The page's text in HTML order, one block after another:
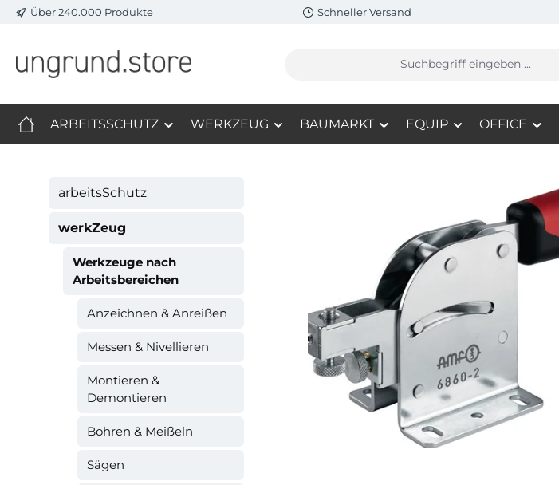
Hauptinhalt springen
Zur Suche springen
Zur Hauptnavigation springen
Über 240.000 Produkte Schneller Versand
ARBEITSSCHUTZ WERKZEUG BAUMARKT EQUIP OFFICE
arbeitsSchutz
werkZeug
Werkzeuge nach
Arbeitsbereichen
Anzeichnen & Anreißen
Messen & Nivellieren
Montieren &
Demontieren
Bohren & Meißeln
Sägen